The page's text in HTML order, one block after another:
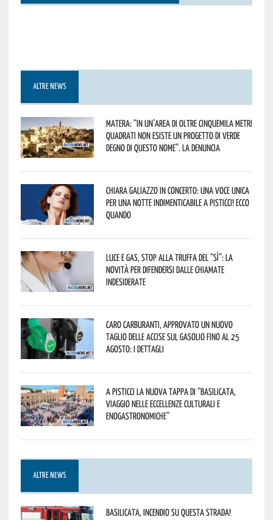
ALTRE NEWS
Matera: “In un’area di oltre cinquemila metri
quadrati non esiste un progetto di verde
degno di questo nome”. La denuncia
Chiara Galiazzo in concerto: una voce unica
per una notte indimenticabile a Pisticci! Ecco
quando
Luce e gas, stop alla truffa del “Sì”: la
novità per difendersi dalle chiamate
indesiderate
Caro carburanti, approvato un nuovo
taglio delle accise sul gasolio fino al 25
agosto: i dettagli
A Pisticci la nuova tappa di “Basilicata,
viaggio nelle eccellenze culturali e
enogastronomiche”
ALTRE NEWS
Basilicata, incendio su questa strada!